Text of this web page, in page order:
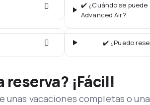
✔️ ¿Cuándo se puede
Advanced Air?
✔️ ¿Puedo
¡Fácil!
unas vacaciones completas o una